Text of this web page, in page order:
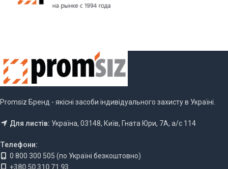
Promsiz Бренд - якісні засоби індивідуального захисту в Україні.
Для листів: Україна, 03148, Київ, Гната Юри, 7А, а/с 114
Телефони:
0 800 300 505 (по Україні безкоштовно)
+380 50 310 71 93